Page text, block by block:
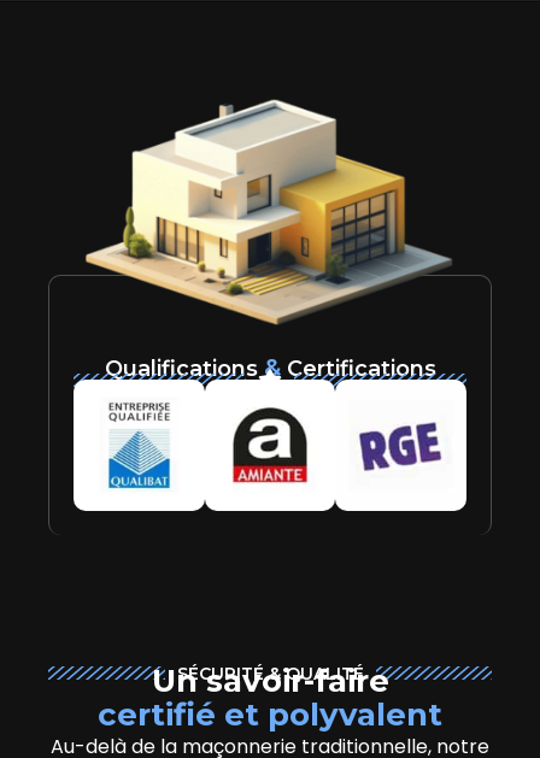
SÉCURITÉ & QUALITÉ
Un savoir-faire
certifié et polyvalent
Au-delà de la maçonnerie traditionnelle, notre
Qualifications&Certifications